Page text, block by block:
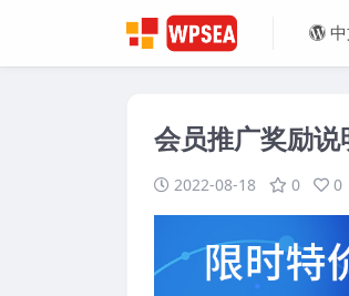
会员推广奖励说
2022-08-18 0 0